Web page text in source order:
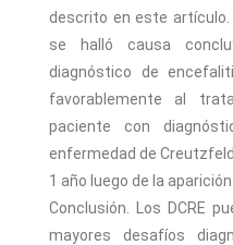
descrito en este
se halló causa
diagnóstico de
favorablemente al
paciente con
enfermedad de
1 año luego de la
Conclusión. Los DCRE
mayores desafíos